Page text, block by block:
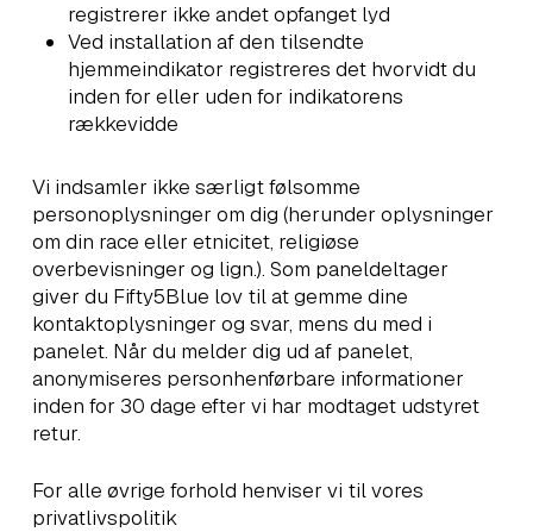
registrerer ikke andet opfanget lyd
Ved installation af den tilsendte
hjemmeindikator registreres det hvorvidt du
inden for eller uden for indikatorens
rækkevidde
Vi indsamler ikke særligt følsomme
personoplysninger om dig (herunder oplysninger
om din race eller etnicitet, religiøse
overbevisninger og lign.). Som paneldeltager
giver du Fifty5Blue lov til at gemme dine
kontaktoplysninger og svar, mens du med i
panelet. Når du melder dig ud af panelet,
anonymiseres personhenførbare informationer
inden for 30 dage efter vi har modtaget udstyret
retur.
For alle øvrige forhold henviser vi til vores
privatlivspolitik